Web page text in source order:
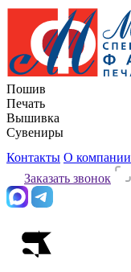
Пошив
Печать
Вышивка
Сувениры
Контакты О компании
Заказать звонок